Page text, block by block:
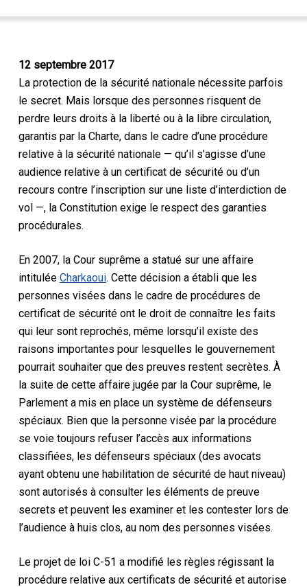
12 septembre 2017
La protection de la sécurité nationale nécessite parfois
le secret. Mais lorsque des personnes risquent de
perdre leurs droits à la liberté ou à la libre circulation,
garantis par la Charte, dans le cadre d’une procédure
relative à la sécurité nationale — qu’il s’agisse d’une
audience relative à un certificat de sécurité ou d’un
recours contre l’inscription sur une liste d’interdiction de
vol —, la Constitution exige le respect des garanties
procédurales.
En 2007, la Cour suprême a statué sur une affaire
intitulée Charkaoui. Cette décision a établi que les
personnes visées dans le cadre de procédures de
certificat de sécurité ont le droit de connaître les faits
qui leur sont reprochés, même lorsqu’il existe des
raisons importantes pour lesquelles le gouvernement
pourrait souhaiter que des preuves restent secrètes. À
la suite de cette affaire jugée par la Cour suprême, le
Parlement a mis en place un système de défenseurs
spéciaux. Bien que la personne visée par la procédure
se voie toujours refuser l’accès aux informations
classifiées, les défenseurs spéciaux (des avocats
ayant obtenu une habilitation de sécurité de haut niveau)
sont autorisés à consulter les éléments de preuve
secrets et peuvent les examiner et les contester lors de
l’audience à huis clos, au nom des personnes visées.
Le projet de loi C-51 a modifié les règles régissant la
procédure relative aux certificats de sécurité et autorise